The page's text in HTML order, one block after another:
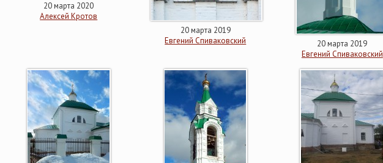
20 марта 2020
Алексей Кротов
20 марта 2019
Евгений Спиваковский
20 марта 2019
Евгений Спиваковский